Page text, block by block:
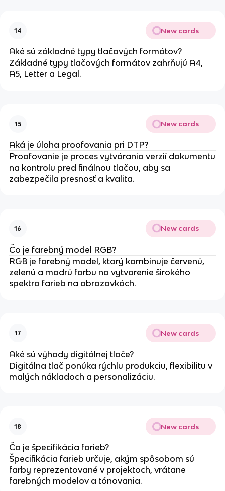
14 New cards
Aké sú základné typy tlačových formátov?
Základné typy tlačových formátov zahrňujú A4,
A5, Letter a Legal.
15 New cards
Aká je úloha proofovania pri DTP?
Proofovanie je proces vytvárania verzií dokumentu
na kontrolu pred finálnou tlačou, aby sa
zabezpečila presnosť a kvalita.
16 New cards
Čo je farebný model RGB?
RGB je farebný model, ktorý kombinuje červenú,
zelenú a modrú farbu na vytvorenie širokého
spektra farieb na obrazovkách.
17 New cards
Aké sú výhody digitálnej tlače?
Digitálna tlač ponúka rýchlu produkciu, flexibilitu v
malých nákladoch a personalizáciu.
18 New cards
Čo je špecifikácia farieb?
Špecifikácia farieb určuje, akým spôsobom sú
farby reprezentované v projektoch, vrátane
farebných modelov a tónovania.